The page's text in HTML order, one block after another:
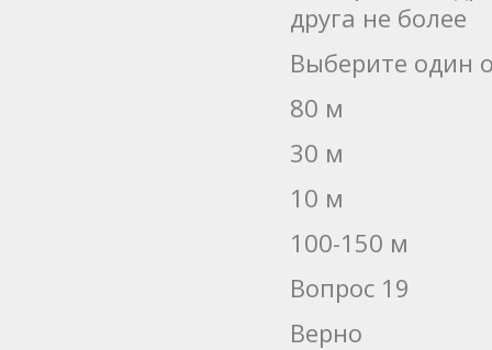
друга не более
Выберите один
80 м
30 м
10 м
100-150 м
Вопрос 19
Верно